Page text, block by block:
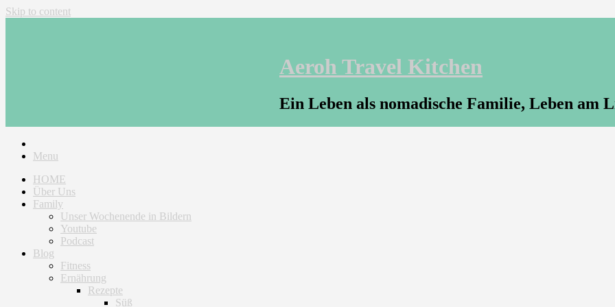
Skip to content
Aeroh Travel Kitchen
Ein Leben als nomadische Familie, Leben am
Menu
HOME
Über Uns
Family
Unser Wochenende in Bildern
Youtube
Podcast
Blog
Fitness
Ernährung
Rezepte
Süß